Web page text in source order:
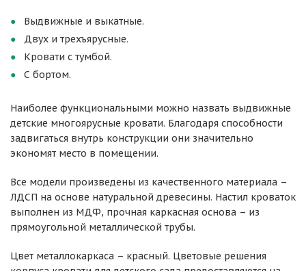
Выдвижные и выкатные.
Двух и трехъярусные.
Кровати с тумбой.
С бортом.
Наиболее функциональными можно назвать выдвижные
детские многоярусные кровати. Благодаря способности
задвигаться внутрь конструкции они значительно
экономят место в помещении.
Все модели произведены из качественного материала –
ЛДСП на основе натуральной древесины. Настил кроваток
выполнен из МДФ, прочная каркасная основа – из
прямоугольной металлической трубы.
Цвет металлокаркаса – красный. Цветовые решения